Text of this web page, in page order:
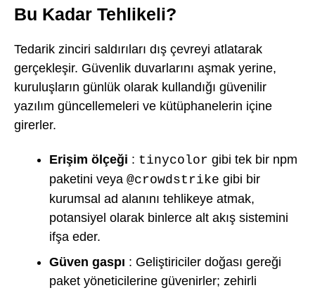
Bu Kadar Tehlikeli?
Tedarik zinciri saldırıları dış çevreyi atlatarak
gerçekleşir. Güvenlik duvarlarını aşmak yerine,
kuruluşların günlük olarak kullandığı güvenilir
yazılım güncellemeleri ve kütüphanelerin içine
girerler.
Erişim ölçeği : tinycolor gibi tek bir npm
paketini veya @crowdstrike gibi bir
kurumsal ad alanını tehlikeye atmak,
potansiyel olarak binlerce alt akış sistemini
ifşa eder.
Güven gaspı : Geliştiriciler doğası gereği
paket yöneticilerine güvenirler; zehirli